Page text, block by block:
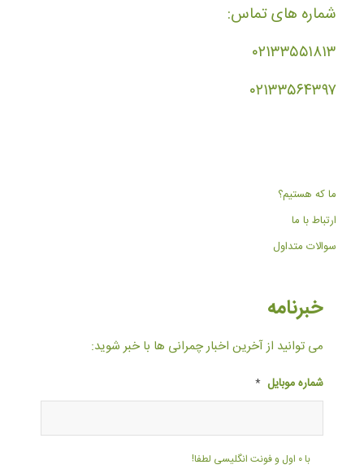
شماره های تماس:
۰۲۱۳۳۵۵۱۸۱۳
۰۲۱۳۳۵۶۴۳۹۷
ما که هستیم؟
ارتباط با ما
سوالات متداول
خبرنامه
می توانید از آخرین اخبار چمرانی ها با خبر شوید:
شماره موبایل *
با ۰ اول و فونت انگلیسی لطفا!